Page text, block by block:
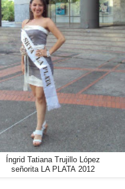
Íngrid Tatiana Trujillo López
señorita LA PLATA 2012